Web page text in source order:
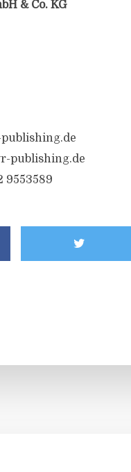
& Co. KG
publishing.de
9553589